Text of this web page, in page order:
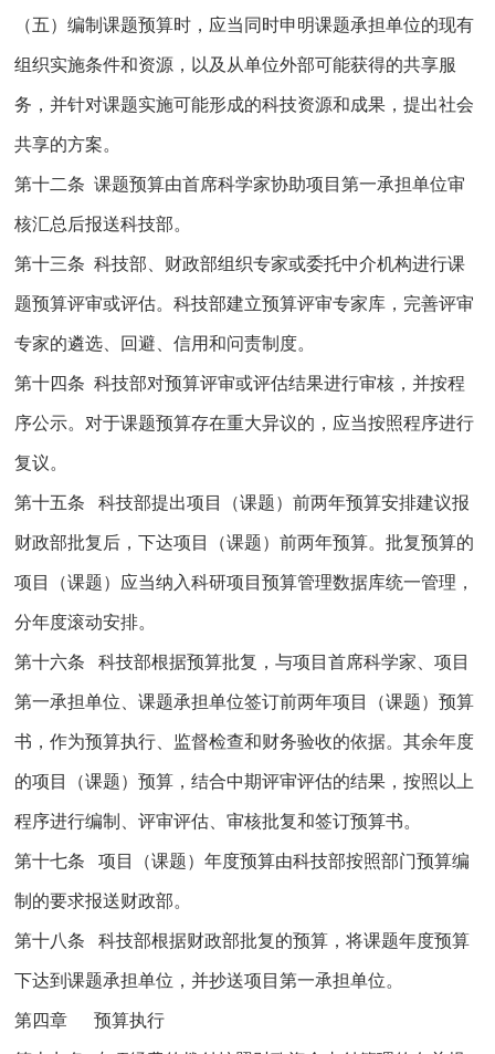
（五）编制课题预算时，应当同时申明课题承担单位的现有
组织实施条件和资源，以及从单位外部可能获得的共享服
务，并针对课题实施可能形成的科技资源和成果，提出社会
共享的方案。
第十二条 课题预算由首席科学家协助项目第一承担单位审
核汇总后报送科技部。
第十三条 科技部、财政部组织专家或委托中介机构进行课
题预算评审或评估。科技部建立预算评审专家库，完善评审
专家的遴选、回避、信用和问责制度。
第十四条 科技部对预算评审或评估结果进行审核，并按程
序公示。对于课题预算存在重大异议的，应当按照程序进行
复议。
第十五条 科技部提出项目（课题）前两年预算安排建议报
财政部批复后，下达项目（课题）前两年预算。批复预算的
项目（课题）应当纳入科研项目预算管理数据库统一管理，
分年度滚动安排。
第十六条 科技部根据预算批复，与项目首席科学家、项目
第一承担单位、课题承担单位签订前两年项目（课题）预算
书，作为预算执行、监督检查和财务验收的依据。其余年度
的项目（课题）预算，结合中期评审评估的结果，按照以上
程序进行编制、评审评估、审核批复和签订预算书。
第十七条 项目（课题）年度预算由科技部按照部门预算编
制的要求报送财政部。
第十八条 科技部根据财政部批复的预算，将课题年度预算
下达到课题承担单位，并抄送项目第一承担单位。
第四章 预算执行